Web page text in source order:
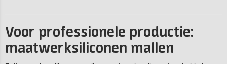
Voor professionele productie:
maatwerksiliconen mallen